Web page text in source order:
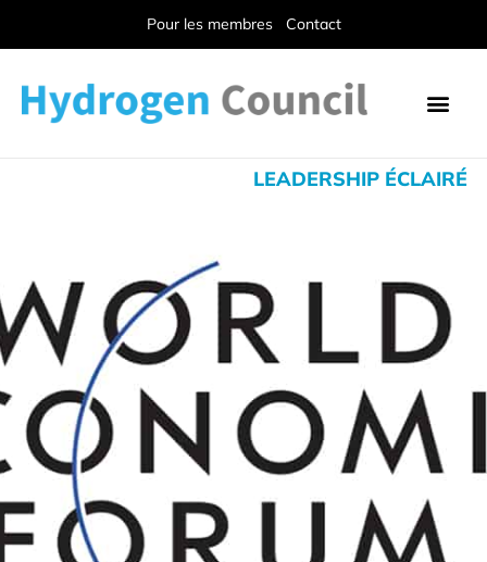
Pour les membres Contact
LEADERSHIP ÉCLAIRÉ